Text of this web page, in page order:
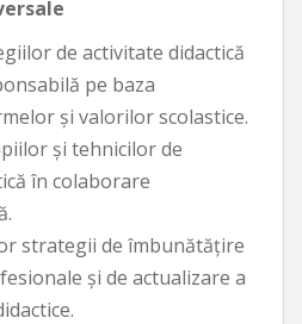
de activitate didactică
pe baza
şi valorilor scolastice.
şi tehnicilor de
în colaborare
strategii de îmbunătăţire
şi de actualizare a